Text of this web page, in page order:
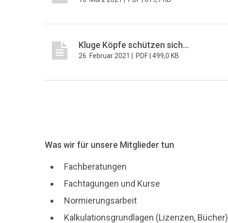
Kluge Köpfe schützen sich...
26. Februar 2021 | PDF | 499,0 KB
Was wir für unsere Mitglieder tun
Fachberatungen
Fachtagungen und Kurse
Normierungsarbeit
Kalkulationsgrundlagen (Lizenzen, Bücher)